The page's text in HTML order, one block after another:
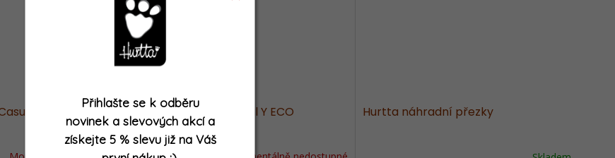
Y ECO azurový
Postroj Hurtta Casual Y ECO
skořicový
Hurtta náhradní přezky
Přihlašte se k odběru
novinek a slevových akcí a
získejte 5 % slevu již na Váš